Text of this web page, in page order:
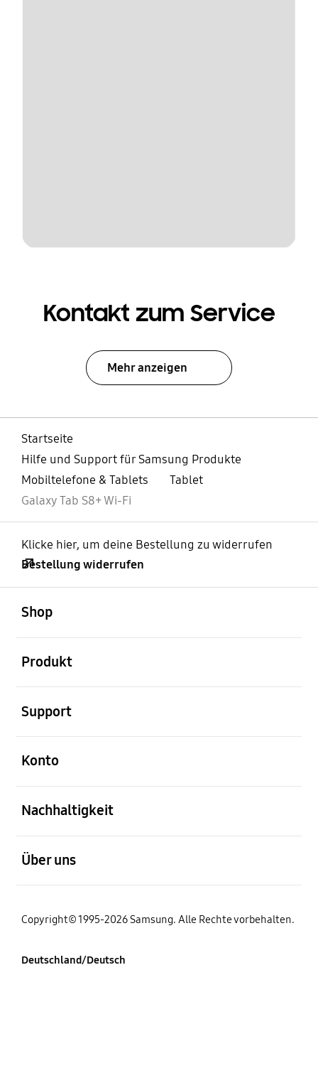
Kontakt zum Service
Mehr anzeigen
Startseite
Hilfe und Support für Samsung Produkte
Mobiltelefone & Tablets
Tablet
Galaxy Tab S8+ Wi-Fi
Klicke hier, um deine Bestellung zu widerrufen
Bestellung widerrufen
Shop
Produkt
Support
Konto
Nachhaltigkeit
Über uns
Copyright© 1995-2026 Samsung. Alle Rechte vorbehalten.
Deutschland/Deutsch